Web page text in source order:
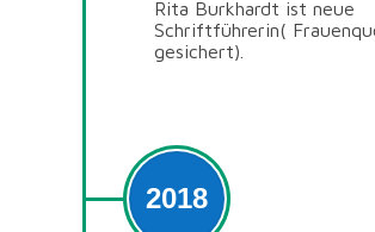
Rita Burkhardt ist neue
Schriftführerin(
gesichert).
2018